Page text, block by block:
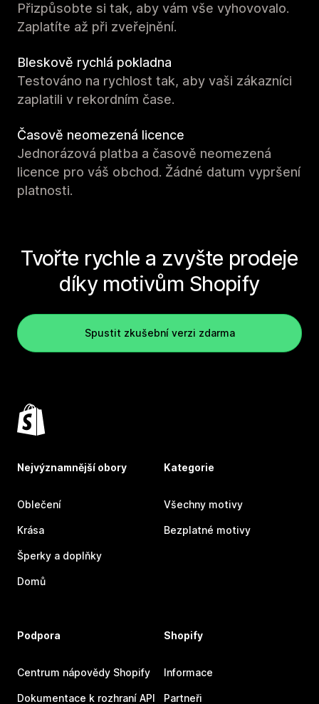
Přizpůsobte si tak, aby vám vše vyhovovalo.
Zaplatíte až při zveřejnění.
Bleskově rychlá pokladna
Testováno na rychlost tak, aby vaši zákazníci
zaplatili v rekordním čase.
Časově neomezená licence
Jednorázová platba a časově neomezená
licence pro váš obchod. Žádné datum vypršení
platnosti.
Tvořte rychle a zvyšte prodeje
díky motivům Shopify
Spustit zkušební verzi zdarma
Nejvýznamnější obory
Oblečení
Krása
Šperky a doplňky
Domů
Kategorie
Všechny motivy
Bezplatné motivy
Podpora
Centrum nápovědy Shopify
Dokumentace k rozhraní API
Shopify
Informace
Partneři